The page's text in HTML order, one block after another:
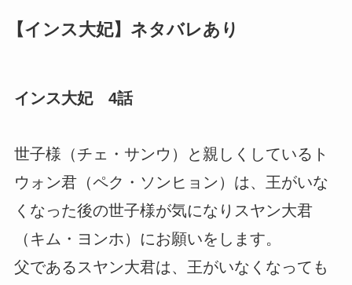
【インス大妃】ネタバレあり
インス大妃 4話
世子様（チェ・サンウ）と親しくしているト
ウォン君（ペク・ソンヒョン）は、王がいな
くなった後の世子様が気になりスヤン大君
（キム・ヨンホ）にお願いをします。
父であるスヤン大君は、王がいなくなっても